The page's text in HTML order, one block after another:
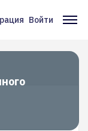
Войти